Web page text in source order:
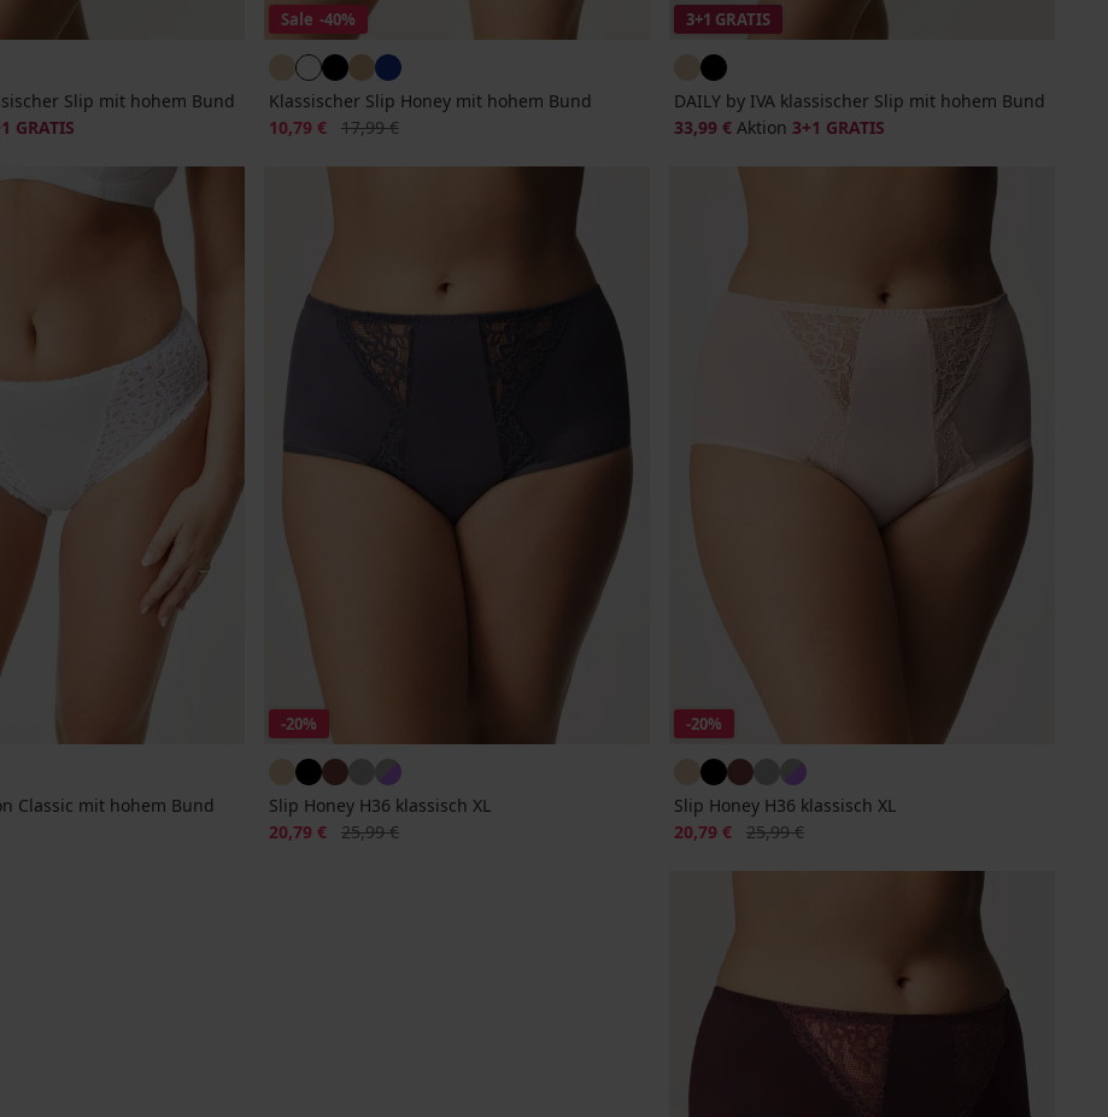
Slip mit hohem Bund
GRATIS
Sale -40%
Klassischer Slip Honey mit hohem Bund
Rabatt
10,79 € Alter Preis
17,99 €
3+1 GRATIS
DAILY by IVA klassischer Slip mit hohem Bund
33,99 € Aktion 3+1 GRATIS
Classic mit hohem Bund
-20%
Slip Honey H36 klassisch XL
Rabatt
20,79 € Alter Preis
25,99 €
-20%
Slip Honey H36 klassisch XL
Rabatt
20,79 € Alter Preis
25,99 €